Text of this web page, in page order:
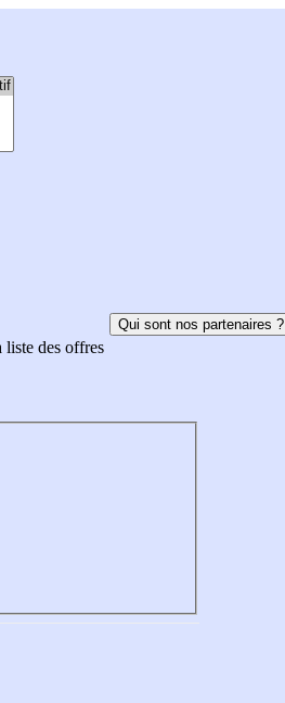
liste des offres
Qui sont nos partenaires ?